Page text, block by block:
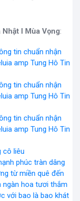
I Mùa Vọng:
tin chuẩn nhận
amp Tung Hô Tin
tin chuẩn nhận
amp Tung Hô Tin
tin chuẩn nhận
amp Tung Hô Tin
cô liêu
phúc tràn dâng
từ miền quê đến
ngàn hoa tươi thắm
với bao là bao khát